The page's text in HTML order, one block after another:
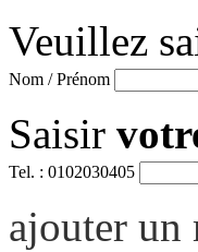
Veuillez
Nom / Prénom
Saisir
Tel. : 0102030405
ajouter un